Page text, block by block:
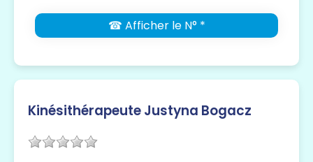
☎ Afficher le N° *
Kinésithérapeute Justyna Bogacz